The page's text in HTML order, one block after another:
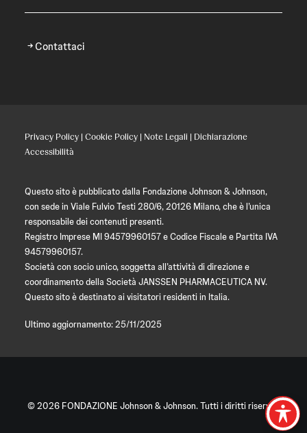
Contattaci
Privacy Policy | Cookie Policy | Note Legali | Dichiarazione
Accessibilità
Questo sito è pubblicato dalla Fondazione Johnson & Johnson,
con sede in Viale Fulvio Testi 280/6, 20126 Milano, che è l’unica
responsabile dei contenuti presenti.
Registro Imprese MI 94579960157 e Codice Fiscale e Partita IVA
94579960157.
Società con socio unico, soggetta all’attività di direzione e
coordinamento della Società JANSSEN PHARMACEUTICA NV.
Questo sito è destinato ai visitatori residenti in Italia.
Ultimo aggiornamento: 25/11/2025
© 2026 FONDAZIONE Johnson & Johnson. Tutti i diritti riservati